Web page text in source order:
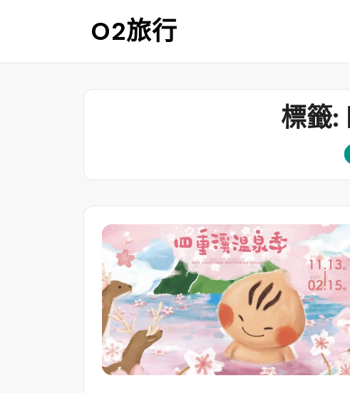
O2旅行
標籤: